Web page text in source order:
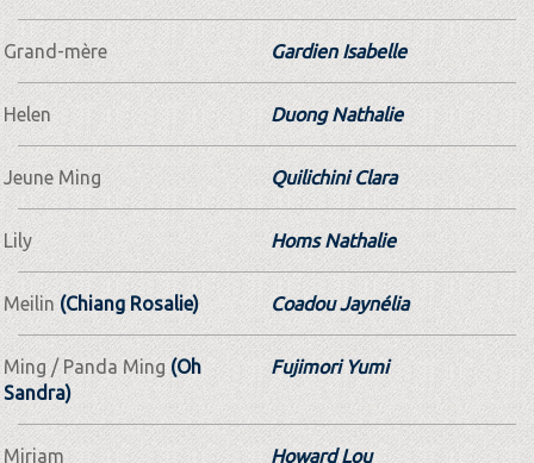
Grand-mère Gardien Isabelle
Helen Duong Nathalie
Jeune Ming Quilichini Clara
Lily Homs Nathalie
Meilin (Chiang Rosalie) Coadou Jaynélia
Ming / Panda Ming(Oh
Sandra)
Fujimori Yumi
Miriam Howard Lou